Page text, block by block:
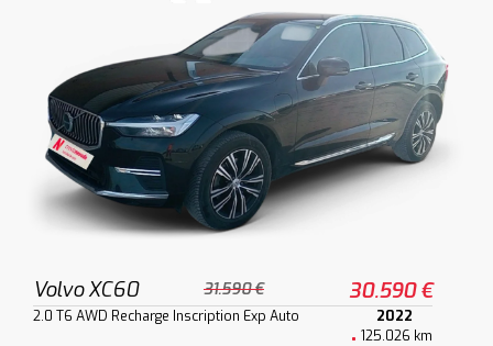
Volvo XC60 31.590 € 30.590 €
2.0 T6 AWD Recharge Inscription Exp Auto
2022
125.026 km